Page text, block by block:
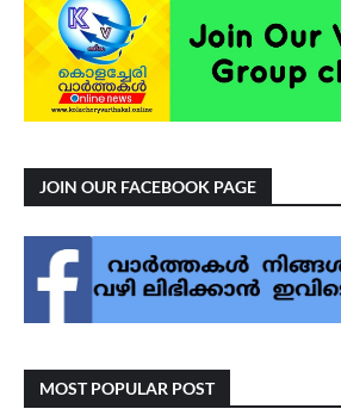
JOIN OUR FACEBOOK PAGE
MOST POPULAR POST